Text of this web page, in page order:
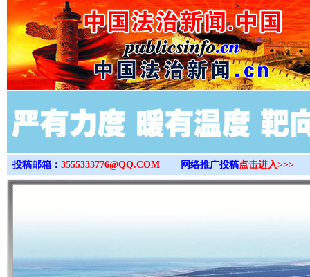
>
投稿邮箱： 3555333776@QQ.COM 网络推广投稿点击进入>>>